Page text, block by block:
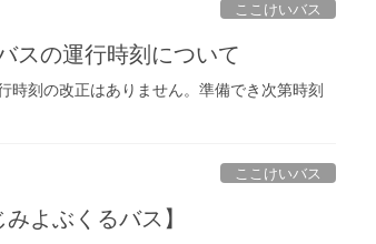
ここけいバス
スの運行時刻について
時刻の改正はありません。準備でき次第時刻
ここけいバス
よぶくるバス】